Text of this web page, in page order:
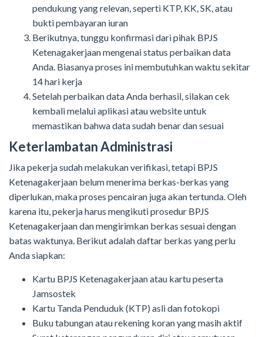
pendukung yang relevan, seperti KTP, KK, SK, atau
bukti pembayaran iuran
Berikutnya, tunggu konfirmasi dari pihak BPJS
Ketenagakerjaan mengenai status perbaikan data
Anda. Biasanya proses ini membutuhkan waktu sekitar
14 hari kerja
Setelah perbaikan data Anda berhasil, silakan cek
kembali melalui aplikasi atau website untuk
memastikan bahwa data sudah benar dan sesuai
Keterlambatan Administrasi
Jika pekerja sudah melakukan verifikasi, tetapi BPJS
Ketenagakerjaan belum menerima berkas-berkas yang
diperlukan, maka proses pencairan juga akan tertunda. Oleh
karena itu, pekerja harus mengikuti prosedur BPJS
Ketenagakerjaan dan mengirimkan berkas sesuai dengan
batas waktunya. Berikut adalah daftar berkas yang perlu
Anda siapkan:
Kartu BPJS Ketenagakerjaan atau kartu peserta
Jamsostek
Kartu Tanda Penduduk (KTP) asli dan fotokopi
Buku tabungan atau rekening koran yang masih aktif